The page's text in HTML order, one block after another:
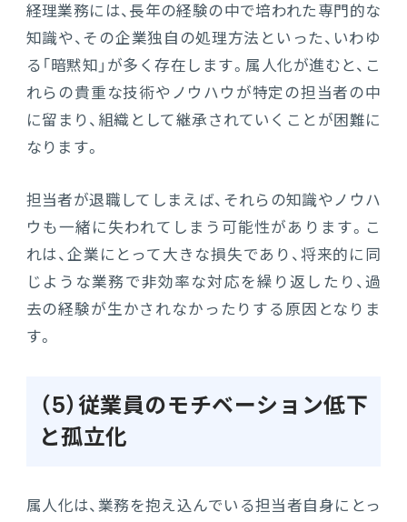
経理業務には、長年の経験の中で培われた専門的な
知識や、その企業独自の処理方法といった、いわゆ
る「暗黙知」が多く存在します。属人化が進むと、こ
れらの貴重な技術やノウハウが特定の担当者の中
に留まり、組織として継承されていくことが困難に
なります。
担当者が退職してしまえば、それらの知識やノウハ
ウも一緒に失われてしまう可能性があります。こ
れは、企業にとって大きな損失であり、将来的に同
じような業務で非効率な対応を繰り返したり、過
去の経験が生かされなかったりする原因となりま
す。
（5）従業員のモチベーション低下
と孤立化
属人化は、業務を抱え込んでいる担当者自身にとっ